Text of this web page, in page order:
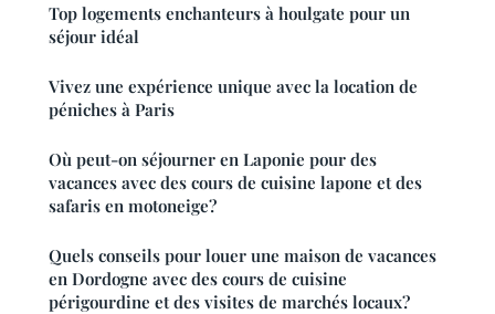
Top logements enchanteurs à houlgate pour un
séjour idéal
Vivez une expérience unique avec la location de
péniches à Paris
Où peut-on séjourner en Laponie pour des
vacances avec des cours de cuisine lapone et des
safaris en motoneige?
Quels conseils pour louer une maison de vacances
en Dordogne avec des cours de cuisine
périgourdine et des visites de marchés locaux?